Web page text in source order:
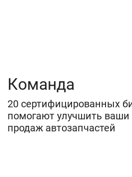
Команда
20 сертифицированных
помогают улучшить ваши
продаж автозапчастей